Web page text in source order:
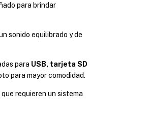
para brindar
sonido equilibrado y de
para USB, tarjeta SD
para mayor comodidad.
requieren un sistema